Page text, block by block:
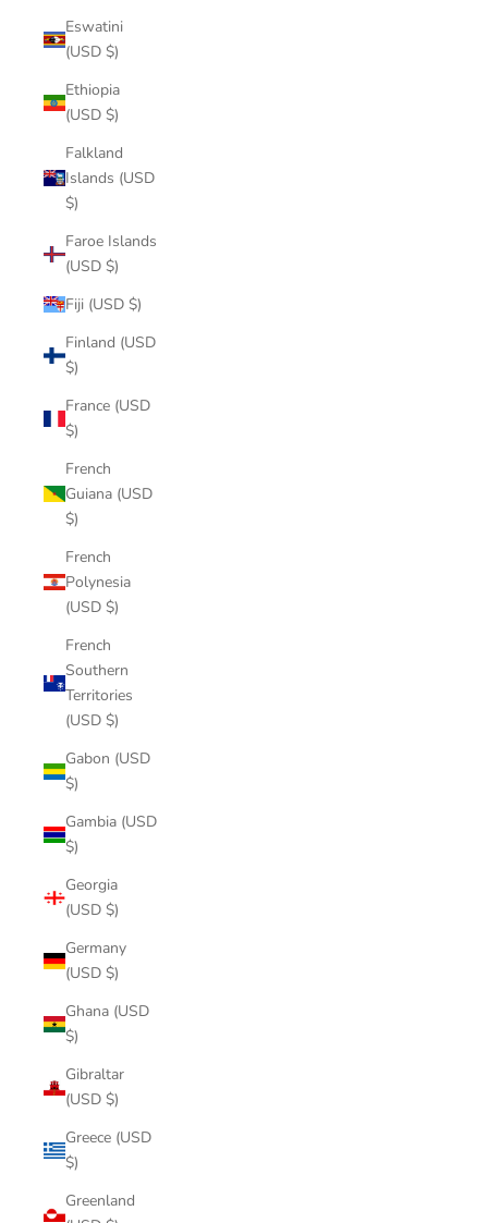
Eswatini
(USD $)
Ethiopia
(USD $)
Falkland
Islands (USD
$)
Faroe Islands
(USD $)
Fiji (USD $)
Finland (USD
$)
France (USD
$)
French
Guiana (USD
$)
French
Polynesia
(USD $)
French
Southern
Territories
(USD $)
Gabon (USD
$)
Gambia (USD
$)
Georgia
(USD $)
Germany
(USD $)
Ghana (USD
$)
Gibraltar
(USD $)
Greece (USD
$)
Greenland